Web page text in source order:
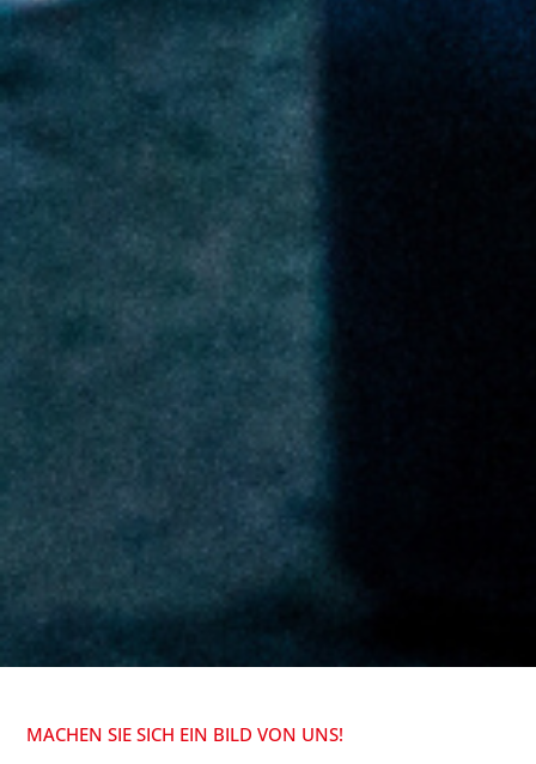
MACHEN SIE SICH EIN BILD VON UNS!